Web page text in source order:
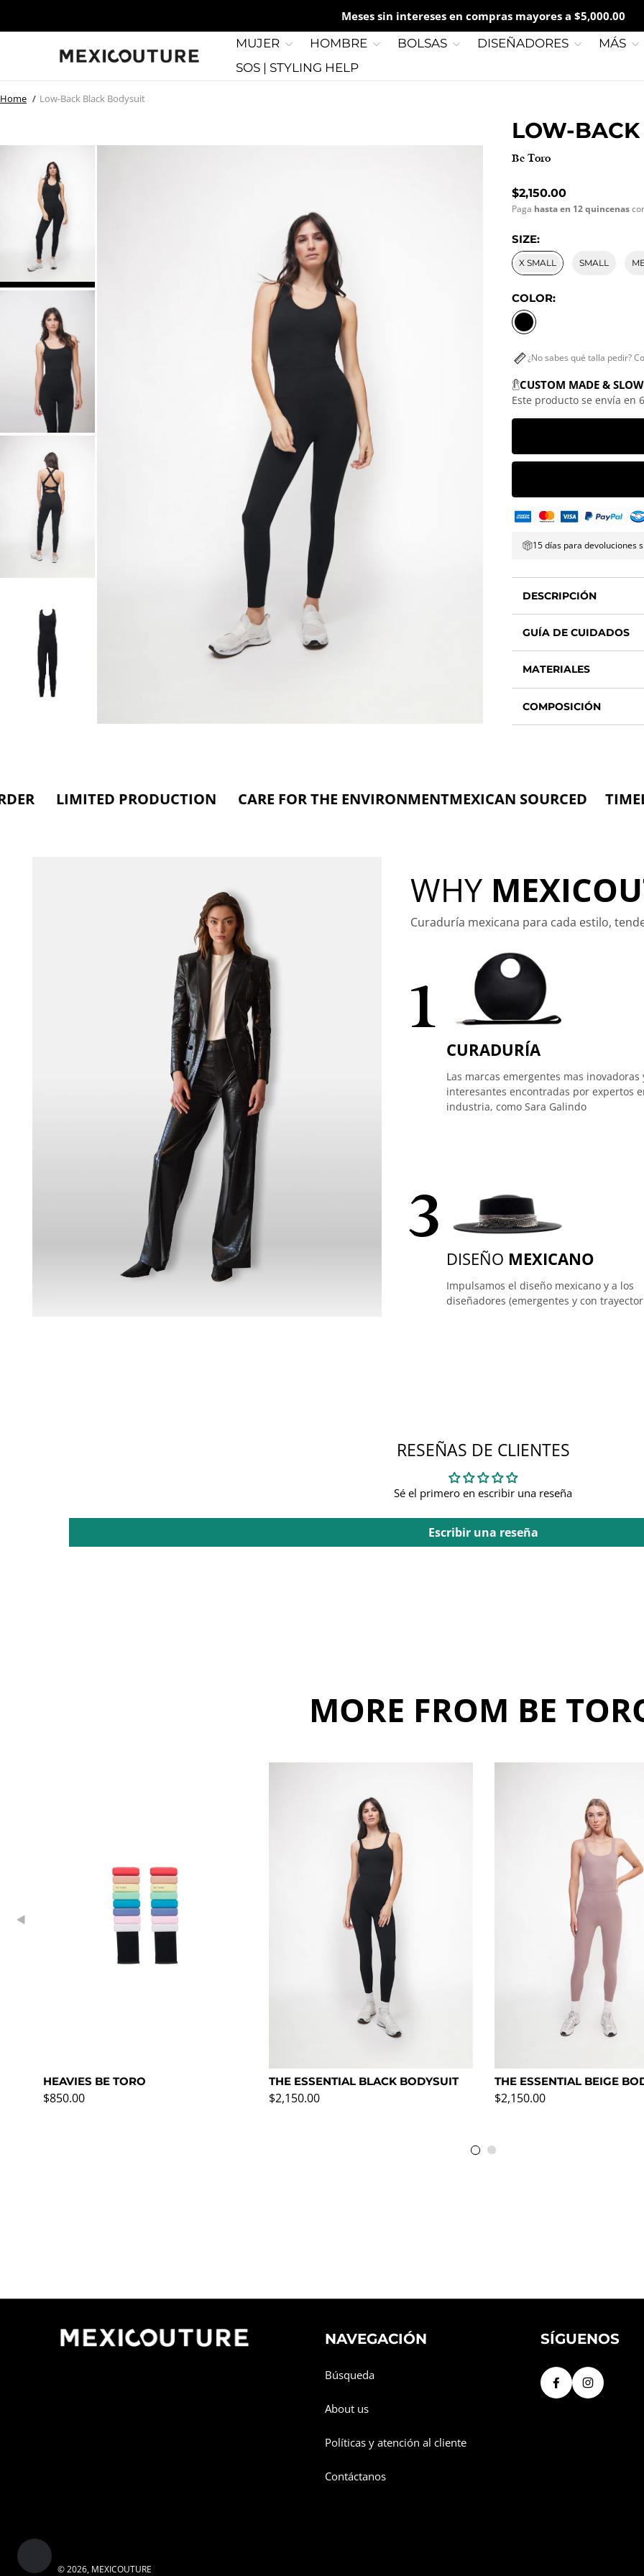
Meses sin intereses en compras mayores a $5,000.00
MUJER HOMBRE BOLSAS DISEÑADORES
MÁS
SOS | STYLING HELP
Home Low-Back Black Bodysuit
LOW-
Be Toro
Precio normal
$2,150.00
Paga hasta en 12 quincenas
SIZE:
X SMALL SMALL
COLOR:
BLACK
¿No sabes qué talla pedir?
CUSTOM MADE &
Este producto se envía en
15 días para devoluciones
DESCRIPCIÓN
GUÍA DE CUIDADOS
MATERIALES
COMPOSICIÓN
PRODUCTION CARE FOR THE ENVIRONMENTMEXICAN SOURCED TIMELESS
WHY
Curaduría mexicana para cada estilo,
1
CURADURÍA
Las marcas emergentes mas inovadoras
interesantes encontradas por expertos
industria, como Sara Galindo
3
DISEÑO MEXICANO
Impulsamos el diseño mexicano y a los
diseñadores (emergentes y con
RESEÑAS DE CLIENTES
Sé el primero en escribir una reseña
Escribir una reseña
MORE FROM BE
HEAVIES BE TORO
Precio normal
$850.00
THE ESSENTIAL BLACK BODYSUIT
Precio normal
$2,150.00
THE ESSENTIAL BEIGE
Precio normal
$2,150.00
NAVEGACIÓN
Búsqueda
About us
Políticas y atención al cliente
Contáctanos
SÍGUENOS
© 2026, MEXICOUTURE